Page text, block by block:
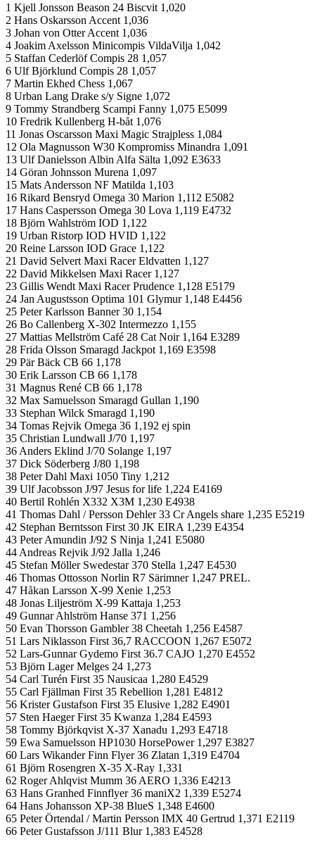
1 Kjell Jonsson Beason 24 Biscvit 1,020
2 Hans Oskarsson Accent 1,036
3 Johan von Otter Accent 1,036
4 Joakim Axelsson Minicompis VildaVilja 1,042
5 Staffan Cederlöf Compis 28 1,057
6 Ulf Björklund Compis 28 1,057
7 Martin Ekhed Chess 1,067
8 Urban Lang Drake s/y Signe 1,072
9 Tommy Strandberg Scampi Fanny 1,075 E5099
10 Fredrik Kullenberg H-båt 1,076
11 Jonas Oscarsson Maxi Magic Strajpless 1,084
12 Ola Magnusson W30 Kompromiss Minandra 1,091
13 Ulf Danielsson Albin Alfa Sälta 1,092 E3633
14 Göran Johnsson Murena 1,097
15 Mats Andersson NF Matilda 1,103
16 Rikard Bensryd Omega 30 Marion 1,112 E5082
17 Hans Caspersson Omega 30 Lova 1,119 E4732
18 Björn Wahlström IOD 1,122
19 Urban Ristorp IOD HVID 1,122
20 Reine Larsson IOD Grace 1,122
21 David Selvert Maxi Racer Eldvatten 1,127
22 David Mikkelsen Maxi Racer 1,127
23 Gillis Wendt Maxi Racer Prudence 1,128 E5179
24 Jan Augustsson Optima 101 Glymur 1,148 E4456
25 Peter Karlsson Banner 30 1,154
26 Bo Callenberg X-302 Intermezzo 1,155
27 Mattias Mellström Café 28 Cat Noir 1,164 E3289
28 Frida Olsson Smaragd Jackpot 1,169 E3598
29 Pär Bäck CB 66 1,178
30 Erik Larsson CB 66 1,178
31 Magnus René CB 66 1,178
32 Max Samuelsson Smaragd Gullan 1,190
33 Stephan Wilck Smaragd 1,190
34 Tomas Rejvik Omega 36 1,192 ej spin
35 Christian Lundwall J/70 1,197
36 Anders Eklind J/70 Solange 1,197
37 Dick Söderberg J/80 1,198
38 Peter Dahl Maxi 1050 Tiny 1,212
39 Ulf Jacobsson J/97 Jesus for life 1,224 E4169
40 Bertil Rohlén X332 X3M 1,230 E4938
41 Thomas Dahl / Persson Dehler 33 Cr Angels share 1,235 E5219
42 Stephan Berntsson First 30 JK EIRA 1,239 E4354
43 Peter Amundin J/92 S Ninja 1,241 E5080
44 Andreas Rejvik J/92 Jalla 1,246
45 Stefan Möller Swedestar 370 Stella 1,247 E4530
46 Thomas Ottosson Norlin R7 Särimner 1,247 PREL.
47 Håkan Larsson X-99 Xenie 1,253
48 Jonas Liljeström X-99 Kattaja 1,253
49 Gunnar Ahlström Hanse 371 1,256
50 Evan Thorsson Gambler 38 Cheetah 1,256 E4587
51 Lars Niklasson First 36,7 RACCOON 1,267 E5072
52 Lars-Gunnar Gydemo First 36.7 CAJO 1,270 E4552
53 Björn Lager Melges 24 1,273
54 Carl Turén First 35 Nausicaa 1,280 E4529
55 Carl Fjällman First 35 Rebellion 1,281 E4812
56 Krister Gustafson First 35 Elusive 1,282 E4901
57 Sten Haeger First 35 Kwanza 1,284 E4593
58 Tommy Björkqvist X-37 Xanadu 1,293 E4718
59 Ewa Samuelsson HP1030 HorsePower 1,297 E3827
60 Lars Wikander Finn Flyer 36 Zlatan 1,319 E4704
61 Björn Rosengren X-35 X-Ray 1,331
62 Roger Ahlqvist Mumm 36 AERO 1,336 E4213
63 Hans Granhed Finnflyer 36 maniX2 1,339 E5274
64 Hans Johansson XP-38 BlueS 1,348 E4600
65 Peter Örtendal / Martin Persson IMX 40 Gertrud 1,371 E2119
66 Peter Gustafsson J/111 Blur 1,383 E4528